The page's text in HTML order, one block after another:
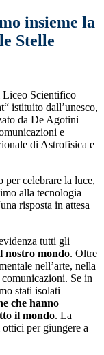
insieme la
Stelle
Liceo Scientifico
istituito dall’unesco,
da De Agotini
e
di Astrofisica e
celebrare la luce,
alla tecnologia
risposta in attesa
tutti gli
nostro mondo. Oltre
nell’arte, nella
Se in
stati isolati
che hanno
il mondo. La
per giungere a